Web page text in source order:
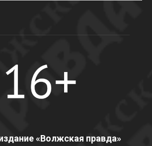
«Волжская правда»